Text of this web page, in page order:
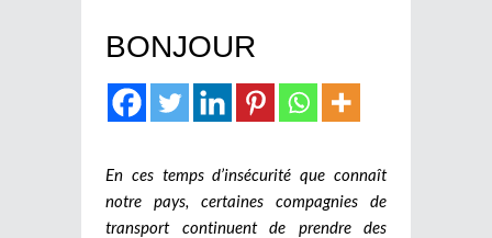
BONJOUR
En ces temps d’insécurité que connaît
notre pays, certaines compagnies de
transport continuent de prendre des